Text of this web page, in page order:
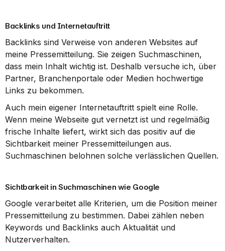
Backlinks und Internetauftritt
Backlinks sind Verweise von anderen Websites auf
meine Pressemitteilung. Sie zeigen Suchmaschinen,
dass mein Inhalt wichtig ist. Deshalb versuche ich, über
Partner, Branchenportale oder Medien hochwertige
Links zu bekommen.
Auch mein eigener Internetauftritt spielt eine Rolle.
Wenn meine Webseite gut vernetzt ist und regelmäßig
frische Inhalte liefert, wirkt sich das positiv auf die
Sichtbarkeit meiner Pressemitteilungen aus.
Suchmaschinen belohnen solche verlässlichen Quellen.
Sichtbarkeit in Suchmaschinen wie Google
Google verarbeitet alle Kriterien, um die Position meiner
Pressemitteilung zu bestimmen. Dabei zählen neben
Keywords und Backlinks auch Aktualität und
Nutzerverhalten.